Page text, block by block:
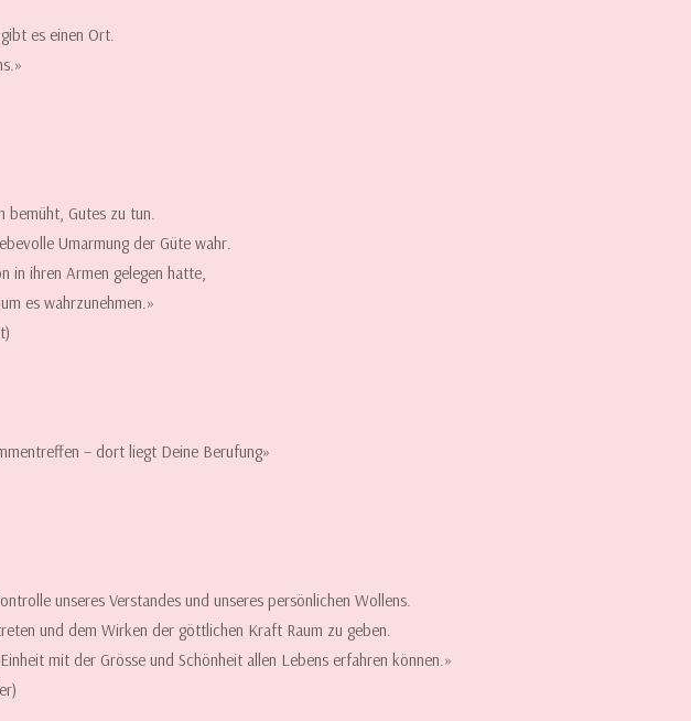
es einen Ort.
bemüht, Gutes zu tun.
Umarmung der Güte wahr.
in ihren Armen gelegen hatte,
es wahrzunehmen.»
– dort liegt Deine Berufung»
unseres Verstandes und unseres persönlichen Wollens.
und dem Wirken der göttlichen Kraft Raum zu geben.
mit der Grösse und Schönheit allen Lebens erfahren können.»